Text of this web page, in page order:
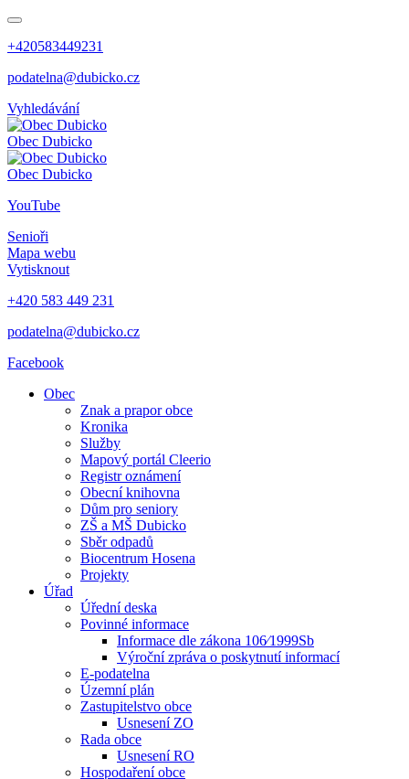
+420583449231
podatelna@dubicko.cz
Vyhledávání
Obec Dubicko
Obec Dubicko
YouTube
Senioři
Mapa webu
Vytisknout
+420 583 449 231
podatelna@dubicko.cz
Facebook
Obec
Znak a prapor obce
Kronika
Služby
Mapový portál Cleerio
Registr oznámení
Obecní knihovna
Dům pro seniory
ZŠ a MŠ Dubicko
Sběr odpadů
Biocentrum Hosena
Projekty
Úřad
Úřední deska
Povinné informace
Informace dle zákona 106⁄1999Sb
Výroční zpráva o poskytnutí informací
E-podatelna
Územní plán
Zastupitelstvo obce
Usnesení ZO
Rada obce
Usnesení RO
Hospodaření obce